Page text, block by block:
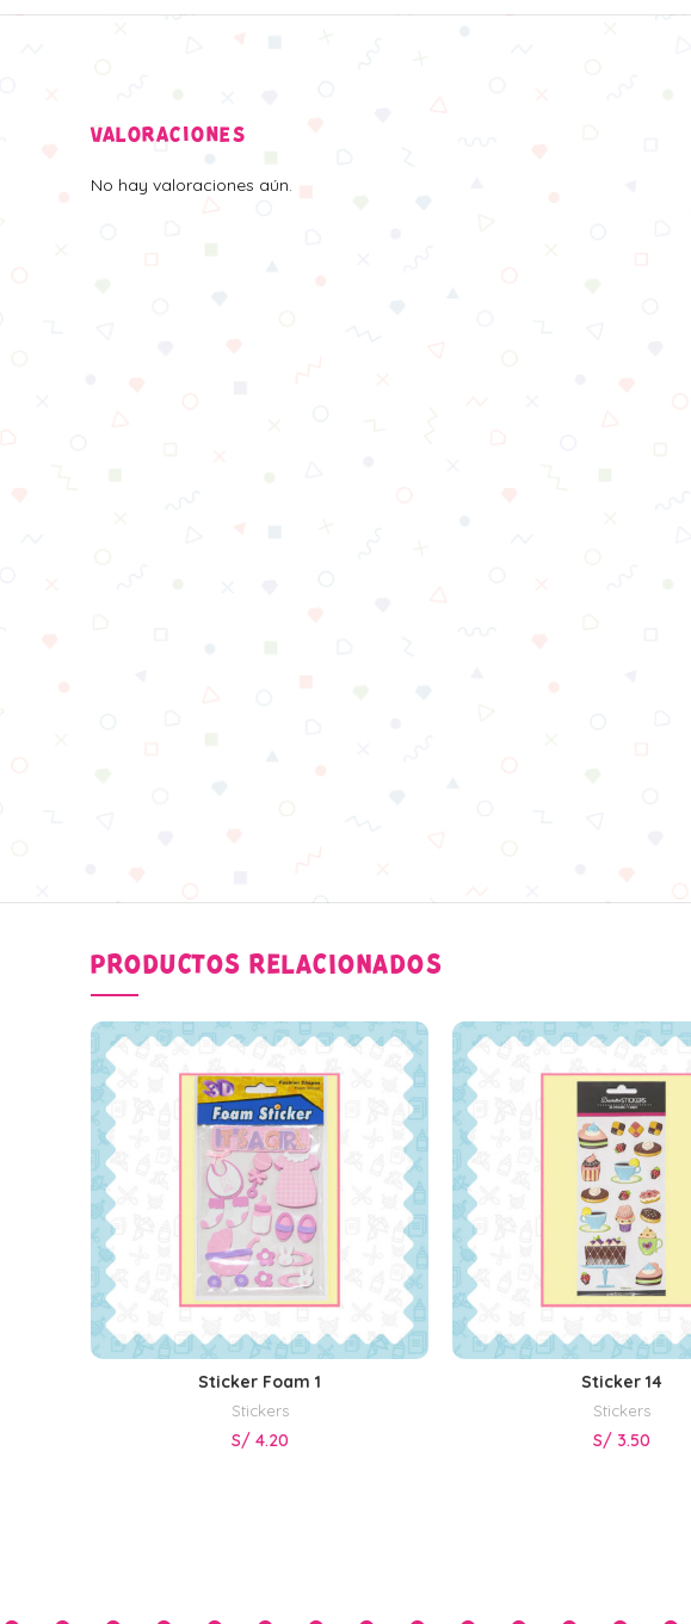
VALORACIONES
No hay valoraciones aún.
PRODUCTOS RELACIONADOS
AÑADIR AL CARRITO
Sticker Foam 1
Stickers
S/ 4.20
AÑADIR AL CARRITO
Sticker 14
Stickers
S/ 3.50